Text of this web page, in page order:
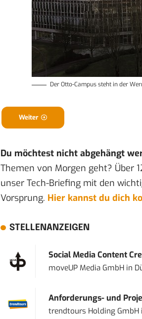
Der Otto-Campus steht in der
Weiter
Du möchtest nicht abgehängt
Themen von Morgen geht? Über
unser Tech-Briefing mit den
Vorsprung. Hier kannst du dich
STELLENANZEIGEN
Social Media Content
moveUP Media GmbHin
Anforderungs- und
trendtours Holding GmbH